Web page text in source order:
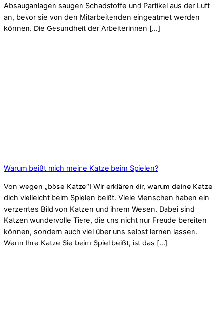
Absauganlagen saugen Schadstoffe und Partikel aus der Luft
an, bevor sie von den Mitarbeitenden eingeatmet werden
können. Die Gesundheit der Arbeiterinnen […]
Warum beißt mich meine Katze beim Spielen?
Von wegen „böse Katze“! Wir erklären dir, warum deine Katze
dich vielleicht beim Spielen beißt. Viele Menschen haben ein
verzerrtes Bild von Katzen und ihrem Wesen. Dabei sind
Katzen wundervolle Tiere, die uns nicht nur Freude bereiten
können, sondern auch viel über uns selbst lernen lassen.
Wenn Ihre Katze Sie beim Spiel beißt, ist das […]